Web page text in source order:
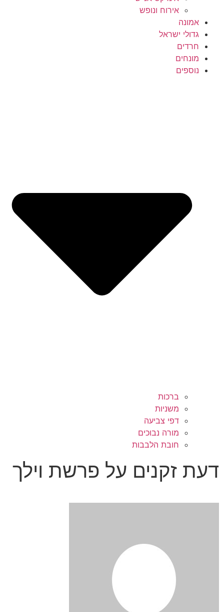
אירוח ונופש
אמונה
גדולי ישראל
חרדים
מונחים
נוספים
ברכות
משניות
דפי צביעה
מורה נבוכים
חובת הלבבות
דעת זקנים על פרשת וילך